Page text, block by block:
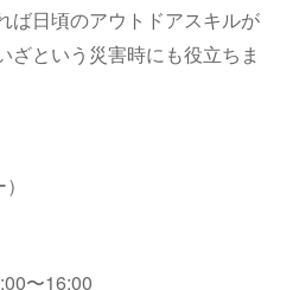
ば日頃のアウトドアスキルが
ざという災害時にも役立ちま
〜16:00